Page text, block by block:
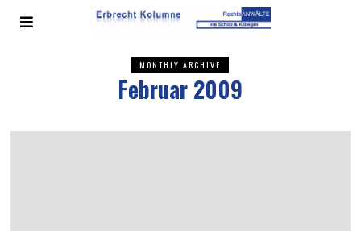
MONTHLY ARCHIVE
Februar 2009